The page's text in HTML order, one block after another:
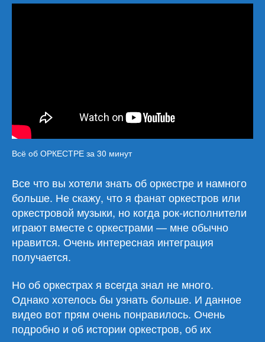
Всё об ОРКЕСТРЕ за 30 минут
Все что вы хотели знать об оркестре и намного
больше. Не скажу, что я фанат оркестров или
оркестровой музыки, но когда рок-исполнители
играют вместе с оркестрами — мне обычно
нравится. Очень интересная интеграция
получается.
Но об оркестрах я всегда знал не много.
Однако хотелось бы узнать больше. И данное
видео вот прям очень понравилось. Очень
подробно и об истории оркестров, об их